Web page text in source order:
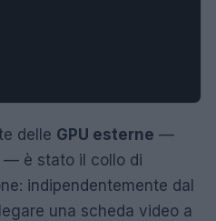
delle GPU esterne —
— è stato il collo di
indipendentemente dal
una scheda video a